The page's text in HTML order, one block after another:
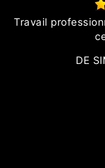
Travail
DE